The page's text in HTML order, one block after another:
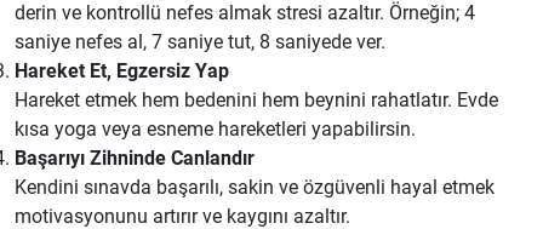
derin ve kontrollü nefes almak stresi azaltır. Örneğin; 4
saniye nefes al, 7 saniye tut, 8 saniyede ver.
Hareket Et, Egzersiz Yap
Hareket etmek hem bedenini hem beynini rahatlatır. Evde
kısa yoga veya esneme hareketleri yapabilirsin.
Başarıyı Zihninde Canlandır
Kendini sınavda başarılı, sakin ve özgüvenli hayal etmek
motivasyonunu artırır ve kaygını azaltır.